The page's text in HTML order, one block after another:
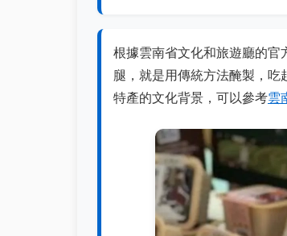
根據雲南省文化和旅遊廳的官
腿，就是用傳統方法醃製，
特產的文化背景，可以參考雲